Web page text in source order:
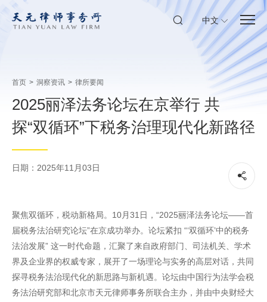
中文
首页 > 洞察资讯 > 律所要闻
2025丽泽法务论坛在京举行 共
探“双循环”下税务治理现代化新路径
日期：2025年11月03日
聚焦双循环，税动新格局。10月31日，“2025丽泽法务论坛——首
届税务法治研究论坛”在京成功举办。论坛紧扣 “‘双循环’中的税务
法治发展” 这一时代命题，汇聚了来自政府部门、司法机关、学术
界及企业界的权威专家，展开了一场理论与实务的高层对话，共同
探寻税务法治现代化的新思路与新机遇。论坛由中国行为法学会税
务法治研究部和北京市天元律师事务所联合主办，并由中央财经大